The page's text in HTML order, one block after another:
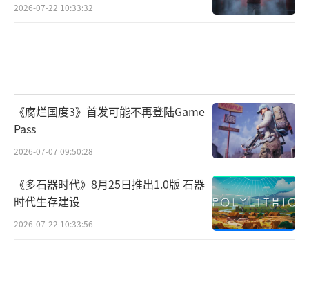
2026-07-22 10:33:32
《腐烂国度3》首发可能不再登陆Game
Pass
2026-07-07 09:50:28
《多石器时代》8月25日推出1.0版 石器
时代生存建设
2026-07-22 10:33:56